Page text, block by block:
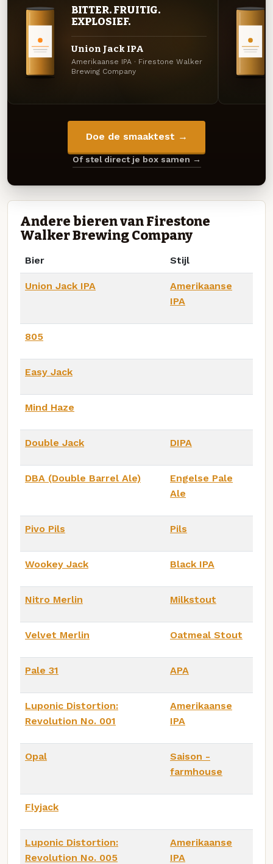
BITTER. FRUITIG.
EXPLOSIEF.
Union Jack IPA
Amerikaanse IPA · Firestone Walker
Brewing Company
Doe de smaaktest →
Of stel direct je box samen →
Andere bieren van Firestone
Walker Brewing Company
Bier Stijl
Union Jack IPA
Amerikaanse
IPA
805
Easy Jack
Mind Haze
Double Jack DIPA
DBA (Double Barrel Ale)
Engelse Pale
Ale
Pivo Pils Pils
Wookey Jack Black IPA
Nitro Merlin Milkstout
Velvet Merlin Oatmeal Stout
Pale 31 APA
Luponic Distortion:
Revolution No. 001
Amerikaanse
IPA
Opal
Saison -
farmhouse
Flyjack
Luponic Distortion:
Revolution No. 005
Amerikaanse
IPA